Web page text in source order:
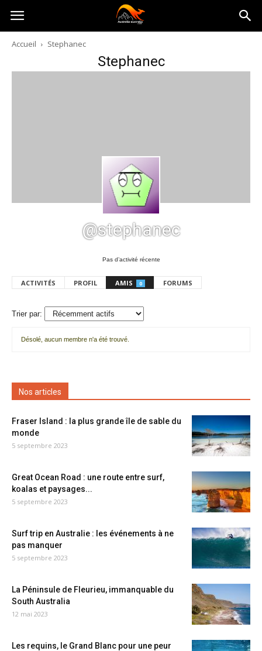
Australia-
australie.com
Accueil Stephanec
Stephanec
@stephanec
Pas d’activité récente
ACTIVITÉS PROFIL AMIS 0 FORUMS
Trier par:
amis
Désolé, aucun membre n'a été trouvé.
Nos articles
Fraser Island : la plus grande île de sable du
monde
5 septembre 2023
Great Ocean Road : une route entre surf,
koalas et paysages...
5 septembre 2023
Surf trip en Australie : les événements à ne
pas manquer
5 septembre 2023
La Péninsule de Fleurieu, immanquable du
South Australia
12 mai 2023
Les requins, le Grand Blanc pour une peur